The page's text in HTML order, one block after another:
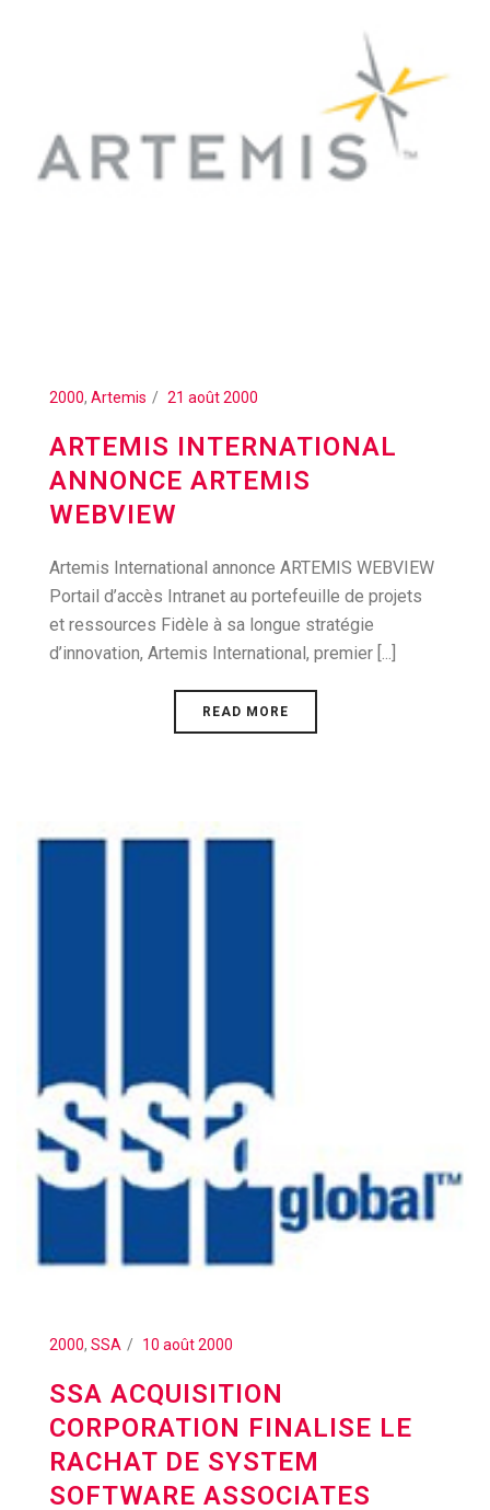
2000, Artemis 21 août 2000
ARTEMIS INTERNATIONAL
ANNONCE ARTEMIS
WEBVIEW
Artemis International annonce ARTEMIS WEBVIEW
Portail d’accès Intranet au portefeuille de projets
et ressources Fidèle à sa longue stratégie
d’innovation, Artemis International, premier [...]
READ MORE
2000, SSA 10 août 2000
SSA ACQUISITION
CORPORATION FINALISE LE
RACHAT DE SYSTEM
SOFTWARE ASSOCIATES